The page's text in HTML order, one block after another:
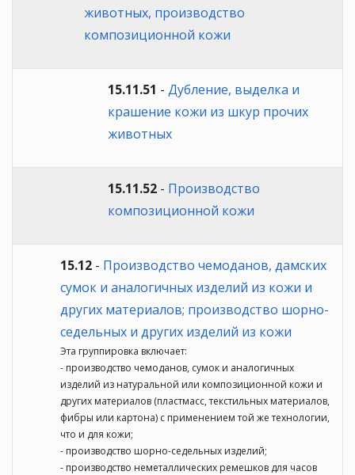
животных, производство
композиционной кожи
15.11.51 - Дубление, выделка и
крашение кожи из шкур прочих
животных
15.11.52 - Производство
композиционной кожи
15.12 - Производство чемоданов, дамских
сумок и аналогичных изделий из кожи и
других материалов; производство шорно-
седельных и других изделий из кожи
Эта группировка включает:
- производство чемоданов, сумок и аналогичных
изделий из натуральной или композиционной кожи и
других материалов (пластмасс, текстильных материалов,
фибры или картона) с применением той же технологии,
что и для кожи;
- производство шорно-седельных изделий;
- производство неметаллических ремешков для часов